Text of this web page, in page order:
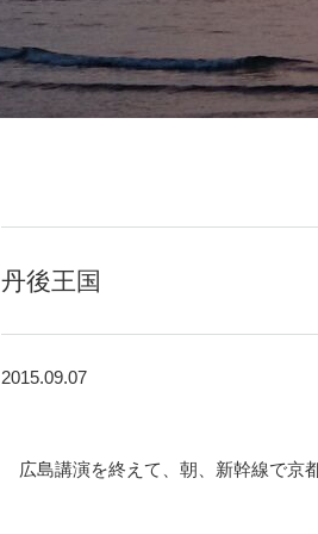
丹後王国
2015.09.07
広島講演を終えて、朝、新幹線で京